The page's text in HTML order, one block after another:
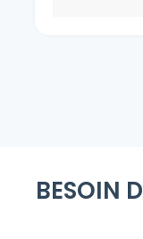
BESOIN